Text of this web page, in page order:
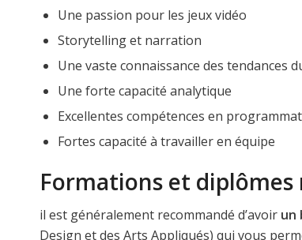
Une passion pour les jeux vidéo
Storytelling et narration
Une vaste connaissance des tendances
Une forte capacité analytique
Excellentes compétences en
Fortes capacité à travailler en équipe
Formations et diplômes
il est généralement recommandé d’avoir un
Design et des Arts Appliqués) qui vous